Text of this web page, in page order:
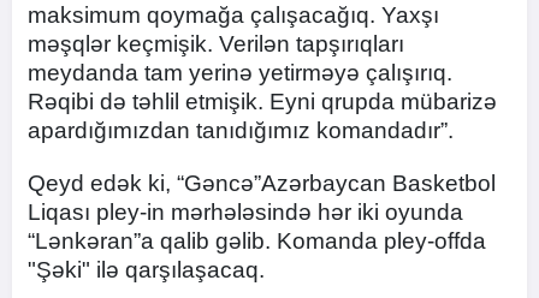
maksimum qoymağa çalışacağıq. Yaxşı
məşqlər keçmişik. Verilən tapşırıqları
meydanda tam yerinə yetirməyə çalışırıq.
Rəqibi də təhlil etmişik. Eyni qrupda mübarizə
apardığımızdan tanıdığımız komandadır”.
Qeyd edək ki, “Gəncə”Azərbaycan Basketbol
Liqası pley-in mərhələsində hər iki oyunda
“Lənkəran”a qalib gəlib. Komanda pley-offda
"Şəki" ilə qarşılaşacaq.